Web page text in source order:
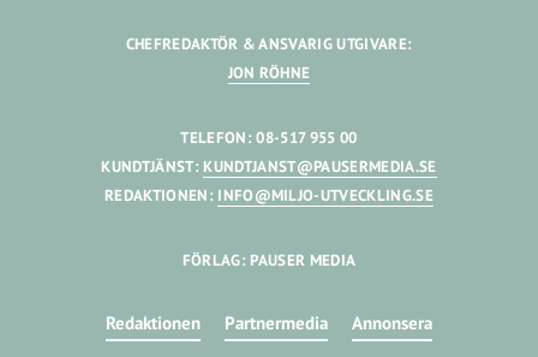
CHEFREDAKTÖR & ANSVARIG UTGIVARE:
JON RÖHNE
TELEFON: 08-517 955 00
KUNDTJÄNST: KUNDTJANST@PAUSERMEDIA.SE
REDAKTIONEN: INFO@MILJO-UTVECKLING.SE
FÖRLAG: PAUSER MEDIA
Redaktionen Partnermedia Annonsera